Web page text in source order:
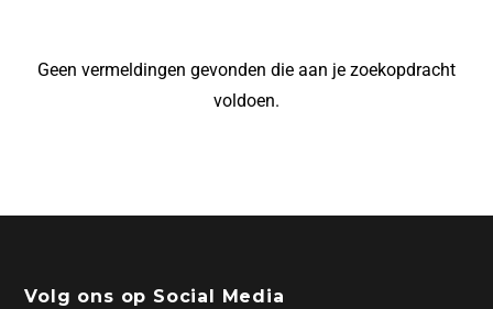
Geen vermeldingen gevonden die aan je zoekopdracht
voldoen.
Volg ons op Social Media